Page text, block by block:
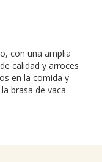
con una amplia
calidad y arroces
en la comida y
brasa de vaca